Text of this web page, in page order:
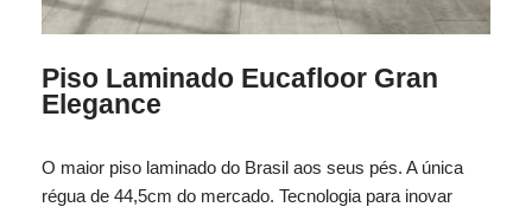
Piso Laminado Eucafloor Gran
Elegance
O maior piso laminado do Brasil aos seus pés. A única
régua de 44,5cm do mercado. Tecnologia para inovar